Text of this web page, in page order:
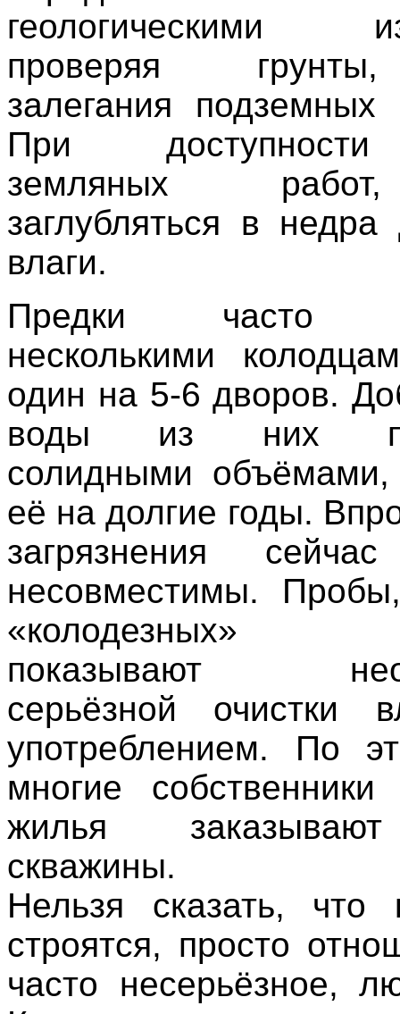
геологическими
проверяя
залегания
При
земляных
заглубляться в
влаги.
Предки часто
несколькими
один на 5-6 дворов.
воды из них
солидными
её на долгие годы.
загрязнения
несовместимы.
«колодезных»
показывают
серьёзной очистки
употреблением. По
многие собственники
жилья
скважины.
Нельзя сказать, что
строятся, просто
часто несерьёзное,